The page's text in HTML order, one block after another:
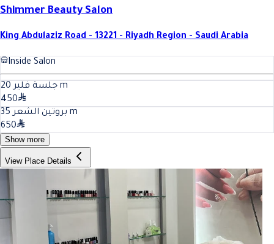
Shimmer Beauty Salon
King Abdulaziz Road - 13221 - Riyadh Region - Saudi Arabia
Inside Salon
جلسة فلير 20
m
450
بروتين الشعر 35
m
650
Show more
View Place Details